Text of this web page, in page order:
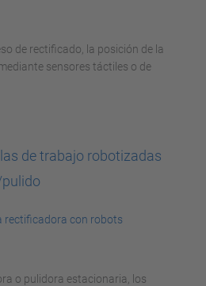
de rectificado, la posición de la
sensores táctiles o de
de trabajo robotizadas
rectificadora con robots
o pulidora estacionaria, los